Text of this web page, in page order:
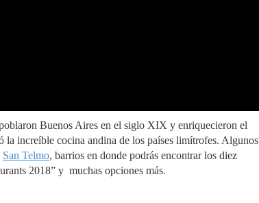
Buenos Aires en el siglo XIX y enriquecieron el
la increíble cocina andina de los países limítrofes. Algunos
San Telmo, barrios en donde podrás encontrar los diez
2018” y muchas opciones más.